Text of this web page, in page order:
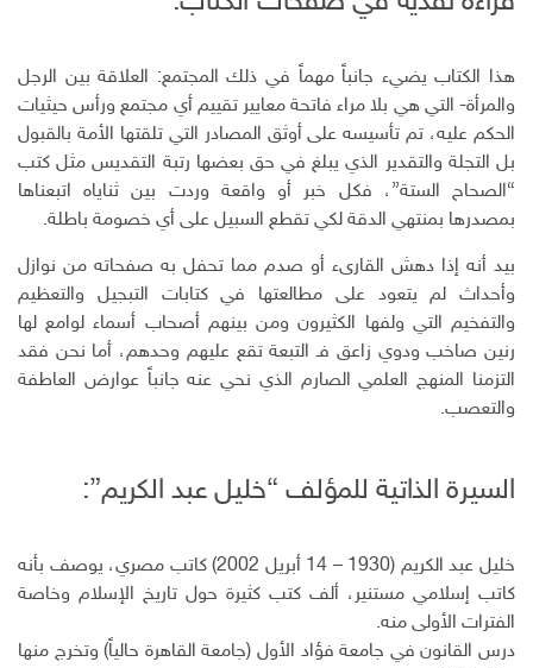
هذا الكتاب يضيء جانباً مهماً في ذلك المجتمع: العلاقة بين الرجل
والمرأة- التي هي بلا مراء فاتحة معايير تقييم أي مجتمع ورأس حيثيات
الحكم عليه، تم تأسيسه على أوثق المصادر التي تلقتها الأمة بالقبول
بل التجلة والتقدير الذي يبلغ في حق بعضها رتبة التقديس مثل كتب
“الصحاح الستة”، فكل خبر أو واقعة وردت بين ثناياه اتبعناها
بمصدرها بمنتهي الدقة لكي تقطع السبيل على أي خصومة باطلة.
بيد أنه إذا دهش القارىء أو صدم مما تحفل به صفحاته من نوازل
وأحداث لم يتعود على مطالعتها في كتابات التبجيل والتعظيم
والتفخيم التي ولفها الكثيرون ومن بينهم أصحاب أسماء لوامع لها
رنين صاخب ودوي زاعق فـ التبعة تقع عليهم وحدهم، أما نحن فقد
التزمنا المنهج العلمي الصارم الذي نحي عنه جانباً عوارض العاطفة
والتعصب.
السيرة الذاتية للمؤلف “خليل عبد الكريم”:
خليل عبد الكريم (1930 – 14 أبريل 2002) كاتب مصري، يوصف بأنه
كاتب إسلامي مستنير، ألف كتب كثيرة حول تاريخ الإسلام وخاصة
الفترات الأولى منه.
درس القانون في جامعة فؤاد الأول (جامعة القاهرة حالياً) وتخرج منها